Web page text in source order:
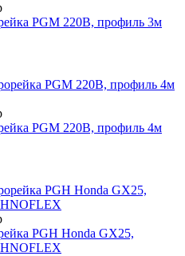
PGM 220В, профиль 3м
PGM 220В, профиль 4м
PGH Honda GX25,